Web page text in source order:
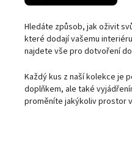
Hledáte způsob, jak oživit
které dodají vašemu
najdete vše pro dotvoření
Každý kus z naší kolekce je
doplňkem, ale také
proměníte jakýkoliv prostor